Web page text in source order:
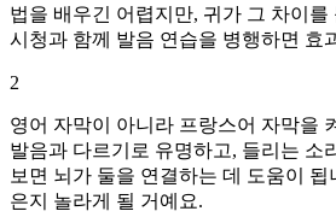
법을 배우긴 어렵지만, 귀가 그 차이
시청과 함께 발음 연습을 병행하면 효
2
영어 자막이 아니라 프랑스어 자막을
발음과 다르기로 유명하고, 들리는 소
보면 뇌가 둘을 연결하는 데 도움이
은지 놀라게 될 거예요.